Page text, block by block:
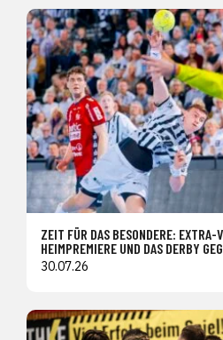
ZEIT FÜR DAS BESONDERE:
HEIMPREMIERE UND DAS DERBY
30.07.26